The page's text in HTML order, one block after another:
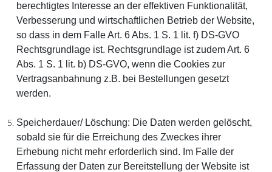
berechtigtes Interesse an der effektiven Funktionalität,
Verbesserung und wirtschaftlichen Betrieb der Website,
so dass in dem Falle Art. 6 Abs. 1 S. 1 lit. f) DS-GVO
Rechtsgrundlage ist. Rechtsgrundlage ist zudem Art. 6
Abs. 1 S. 1 lit. b) DS-GVO, wenn die Cookies zur
Vertragsanbahnung z.B. bei Bestellungen gesetzt
werden.
Speicherdauer/ Löschung: Die Daten werden gelöscht,
sobald sie für die Erreichung des Zweckes ihrer
Erhebung nicht mehr erforderlich sind. Im Falle der
Erfassung der Daten zur Bereitstellung der Website ist